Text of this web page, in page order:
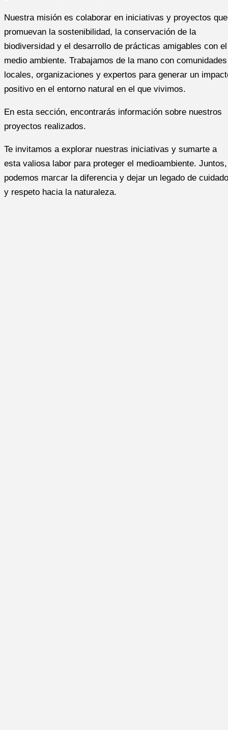
Nuestra misión es colaborar en iniciativas y proyectos que
promuevan la sostenibilidad, la conservación de la
biodiversidad y el desarrollo de prácticas amigables con el
medio ambiente. Trabajamos de la mano con comunidades
locales, organizaciones y expertos para generar un
positivo en el entorno natural en el que vivimos.
En esta sección, encontrarás información sobre nuestros
proyectos realizados.
Te invitamos a explorar nuestras iniciativas y sumarte a
esta valiosa labor para proteger el medioambiente. Juntos,
podemos marcar la diferencia y dejar un legado de cuidado
y respeto hacia la naturaleza.